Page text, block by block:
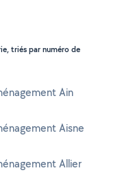
triés par numéro de
Ain
Aisne
Allier